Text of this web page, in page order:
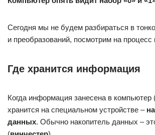
Сегодня мы не будем разбираться в
и преобразований, посмотрим на
Где хранится информация
Когда информация занесена в компьютер
хранится на специальном устройстве –
данных. Обычно накопитель данных –